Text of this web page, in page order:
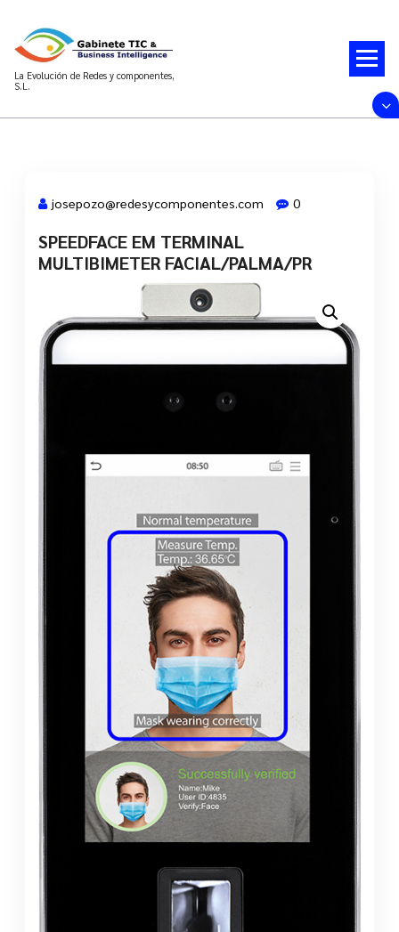
contenido
La Evolución de Redes y componentes,
S.L.
28 Mar, 2022
josepozo@redesycomponentes.com 0
SPEEDFACE EM TERMINAL
MULTIBIMETER FACIAL/PALMA/PR